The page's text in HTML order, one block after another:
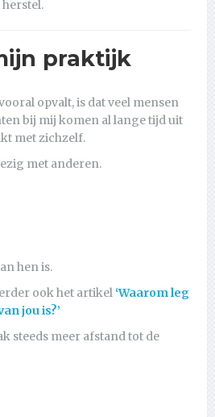
praktijk
opvalt, is dat veel mensen
bij mij komen al lange tijd uit
met zichzelf.
met anderen.
hen is.
ook het artikel ‘Waarom leg
jou is?’
steeds meer afstand tot de